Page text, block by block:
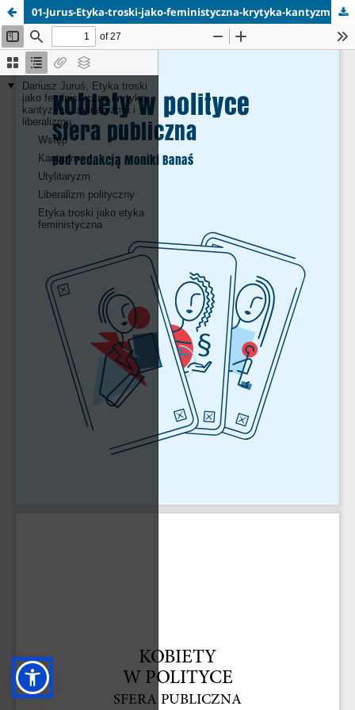
01-Jurus-Etyka-troski-jako-feministyczna-krytyka-kantyzmu-utylitaryzmu-i-liberalizmu.pdf